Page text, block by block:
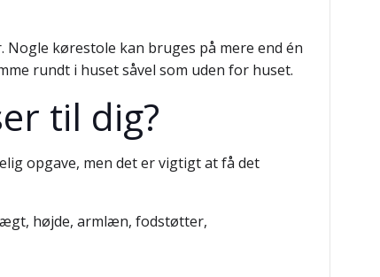
kørestole kan bruges på mere end én
rundt i huset såvel som uden for huset.
til dig?
opgave, men det er vigtigt at få det
højde, armlæn, fodstøtter,